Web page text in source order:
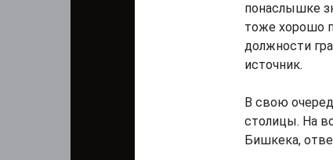
понаслышке
тоже хорошо
должности
источник.
В свою
столицы. На
Бишкека,